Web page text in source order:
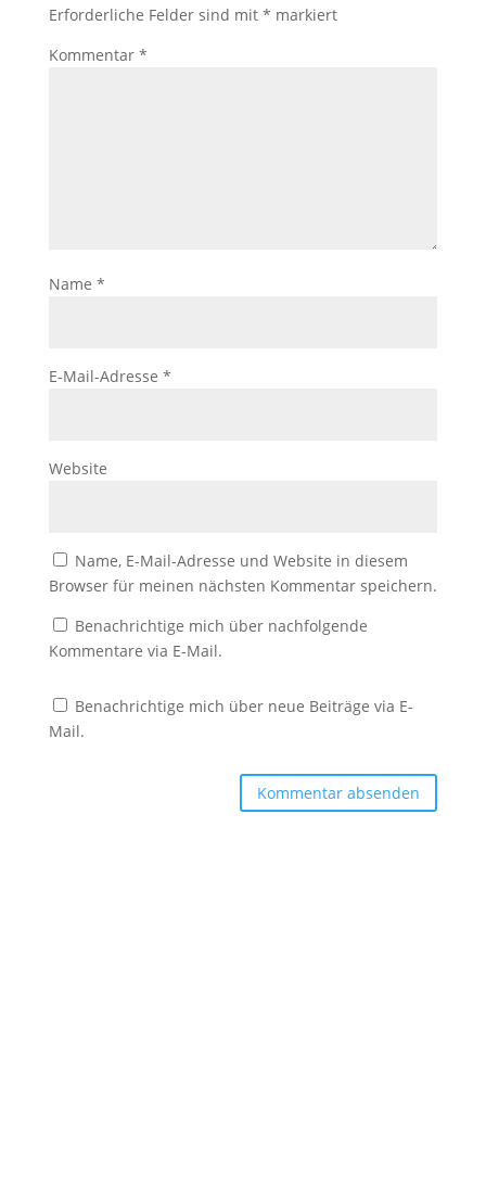
Erforderliche Felder sind mit * markiert
Kommentar *
Name *
E-Mail-Adresse *
Website
Name, E-Mail-Adresse und Website in diesem
Browser für meinen nächsten Kommentar speichern.
Benachrichtige mich über nachfolgende
Kommentare via E-Mail.
Benachrichtige mich über neue Beiträge via E-
Mail.